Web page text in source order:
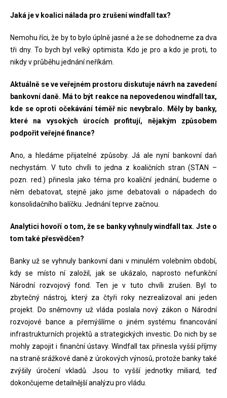
Jaká je v koalici nálada pro zrušení windfall tax?
Nemohu říci, že by to bylo úplně jasné a že se dohodneme za dva
tři dny. To bych byl velký optimista. Kdo je pro a kdo je proti, to
nikdy v průběhu jednání neříkám.
Aktuálně se ve veřejném prostoru diskutuje návrh na zavedení
bankovní daně. Má to být reakce na nepovedenou windfall tax,
kde se oproti očekávání téměř nic nevybralo. Měly by banky,
které na vysokých úrocích profitují, nějakým způsobem
podpořit veřejné finance?
Ano, a hledáme přijatelné způsoby. Já ale nyní bankovní daň
nechystám. V tuto chvíli to jedna z koaličních stran (STAN –
pozn. red.) přinesla jako téma pro koaliční jednání, budeme o
něm debatovat, stejně jako jsme debatovali o nápadech do
konsolidačního balíčku. Jednání teprve začnou.
Analytici hovoří o tom, že se banky vyhnuly windfall tax. Jste o
tom také přesvědčen?
Banky už se vyhnuly bankovní dani v minulém volebním období,
kdy se místo ní založil, jak se ukázalo, naprosto nefunkční
Národní rozvojový fond. Ten je v tuto chvíli zrušen. Byl to
zbytečný nástroj, který za čtyři roky nezrealizoval ani jeden
projekt. Do sněmovny už vláda poslala nový zákon o Národní
rozvojové bance a přemýšlíme o jiném systému financování
infrastrukturních projektů a strategických investic. Do nich by se
mohly zapojit i finanční ústavy. Windfall tax přinesla vyšší příjmy
na straně srážkové daně z úrokových výnosů, protože banky také
zvýšily úročení vkladů. Jsou to vyšší jednotky miliard, teď
dokončujeme detailnější analýzu pro vládu.